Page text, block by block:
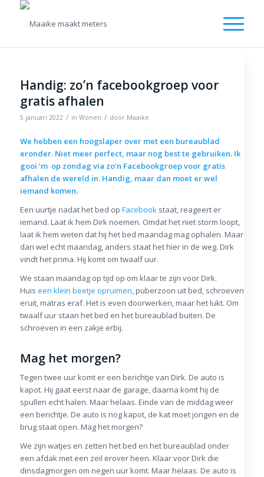
Handig: zo’n facebookgroep voor
gratis afhalen
5 januari 2022 / in Wonen / door Maaike
We hebben een hoogslaper over met een bureaublad
eronder. Niet meer perfect, maar nog best te gebruiken. Ik
gooi ‘m op zondag via zo’n Facebookgroep voor gratis
afhalen de wereld in. Handig, maar dan moet er wel
iemand komen.
Een uurtje nadat het bed op Facebookstaat, reageert er
iemand. Laat ik hem Dirk noemen. Omdat het niet storm loopt,
laat ik hem weten dat hij het bed maandag mag ophalen. Maar
dan wel echt maandag, anders staat het hier in de weg. Dirk
vindt het prima. Hij komt om twaalf uur.
We staan maandag op tijd op om klaar te zijn voor Dirk.
Huis een klein beetje opruimen, puberzoon uit bed, schroeven
eruit, matras eraf. Het is even doorwerken, maar het lukt. Om
twaalf uur staan het bed en het bureaublad buiten. De
schroeven in een zakje erbij.
Mag het morgen?
Tegen twee uur komt er een berichtje van Dirk. De auto is
kapot. Hij gaat eerst naar de garage, daarna komt hij de
spullen echt halen. Maar helaas. Einde van de middag weer
een berichtje. De auto is nog kapot, de kat moet jongen en de
brug staat open. Mag het morgen?
We zijn watjes en zetten het bed en het bureaublad onder
een afdak met een zeil erover heen. Klaar voor Dirk die
dinsdagmorgen om negen uur komt. Maar helaas. De auto is